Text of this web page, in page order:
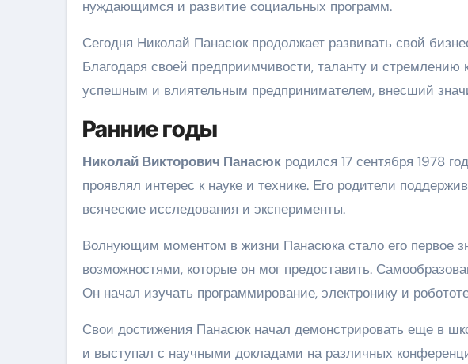
нуждающимся и развитие социальных программ.
Сегодня Николай Панасюк продолжает развивать свой
Благодаря своей предприимчивости, таланту и
успешным и влиятельным предпринимателем, внесший
Ранние годы
Николай Викторович Панасюк родился 17 сентября 1978
проявлял интерес к науке и технике. Его родители
всяческие исследования и эксперименты.
Волнующим моментом в жизни Панасюка стало его первое
возможностями, которые он мог предоставить.
Он начал изучать программирование, электронику и
Свои достижения Панасюк начал демонстрировать еще в
и выступал с научными докладами на различных